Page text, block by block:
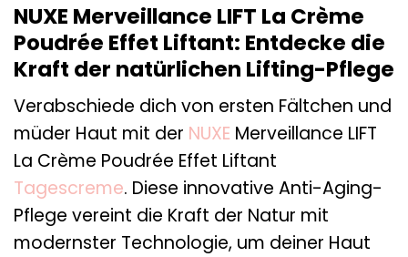
NUXE Merveillance LIFT La Crème
Poudrée Effet Liftant: Entdecke die
Kraft der natürlichen Lifting-Pflege
Verabschiede dich von ersten Fältchen und
müder Haut mit der NUXE Merveillance LIFT
La Crème Poudrée Effet Liftant
Tagescreme. Diese innovative Anti-Aging-
Pflege vereint die Kraft der Natur mit
modernster Technologie, um deiner Haut